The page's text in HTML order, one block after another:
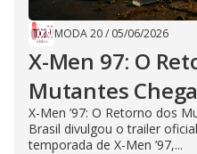
MODA 20/ 05/06/2026
X-Men 97: O
Mutantes
X-Men ’97: O Retorno dos
Brasil divulgou o trailer
temporada de X-Men ’97,...